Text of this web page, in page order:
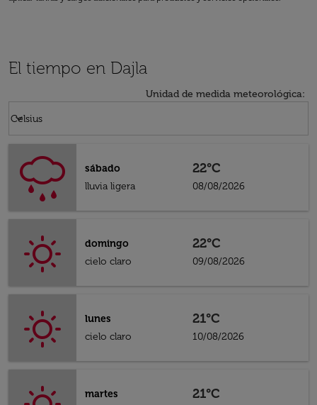
El tiempo en Dajla
Unidad de medida meteorológica:
Celsius
keyboard_arrow_down
sábado
lluvia ligera
22°C
08/08/2026
domingo
cielo claro
22°C
09/08/2026
lunes
cielo claro
21°C
10/08/2026
martes
21°C